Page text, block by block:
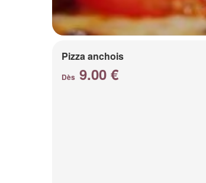
Pizza anchois
Dès 9.00 €